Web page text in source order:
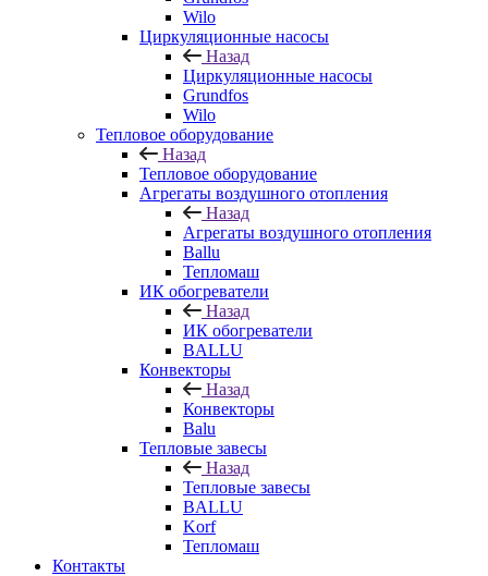
Wilo
Циркуляционные насосы
Назад
Циркуляционные насосы
Grundfos
Wilo
Тепловое оборудование
Назад
Тепловое оборудование
Агрегаты воздушного отопления
Назад
Агрегаты воздушного отопления
Ballu
Тепломаш
ИК обогреватели
Назад
ИК обогреватели
BALLU
Конвекторы
Назад
Конвекторы
Balu
Тепловые завесы
Назад
Тепловые завесы
BALLU
Korf
Тепломаш
Контакты